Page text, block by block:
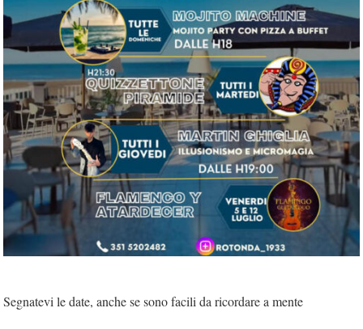
Segnatevi le date, anche se sono facili da ricordare a mente